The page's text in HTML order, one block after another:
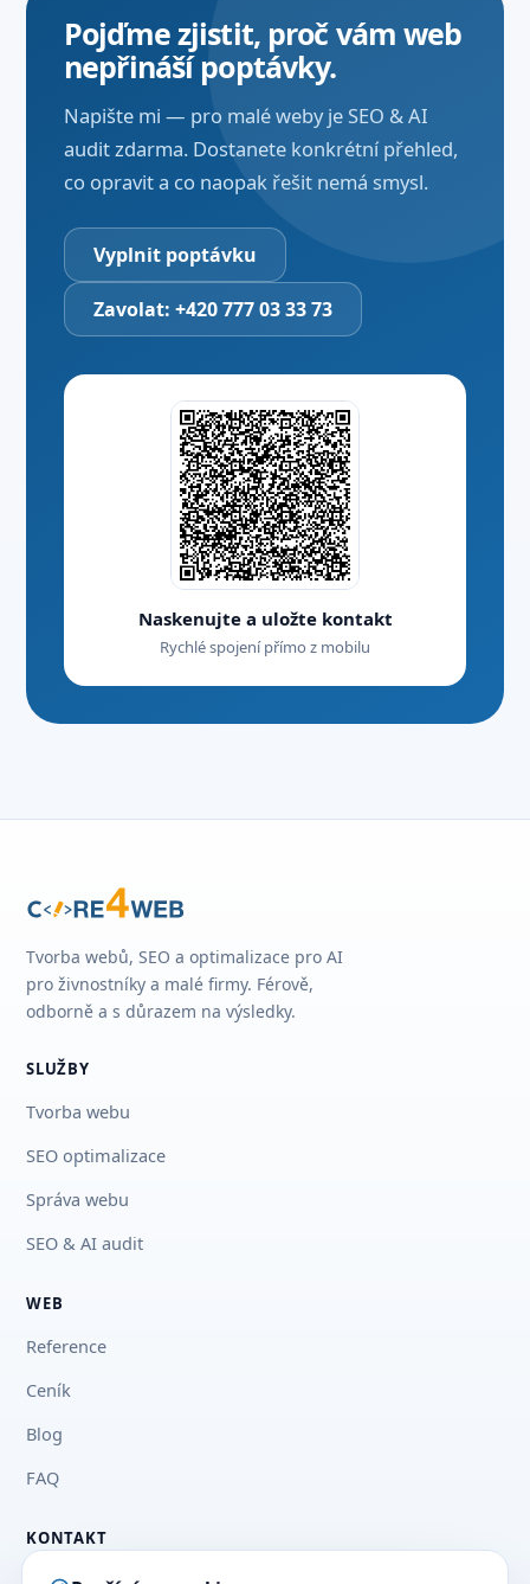
Pojďme zjistit, proč vám web
nepřináší poptávky.
Napište mi — pro malé weby je SEO & AI
audit zdarma. Dostanete konkrétní přehled,
co opravit a co naopak řešit nemá smysl.
Vyplnit poptávku
Zavolat: +420 777 03 33 73
Naskenujte a uložte kontakt
Rychlé spojení přímo z mobilu
Tvorba webů, SEO a optimalizace pro AI
pro živnostníky a malé firmy. Férově,
odborně a s důrazem na výsledky.
SLUŽBY
Tvorba webu
SEO optimalizace
Správa webu
SEO & AI audit
WEB
Reference
Ceník
Blog
FAQ
KONTAKT